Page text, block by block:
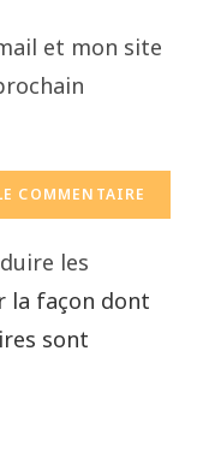
et mon site
les
la façon dont
sont